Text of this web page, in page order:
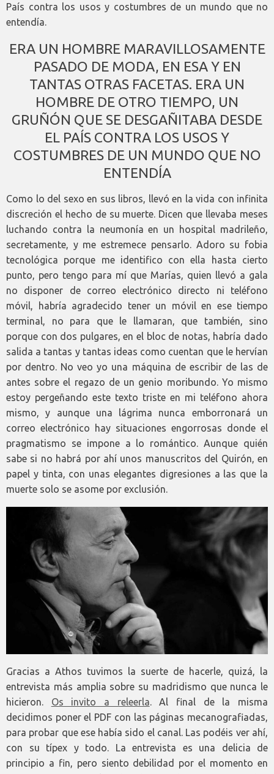
País contra los usos y costumbres de un mundo que no
entendía.
ERA UN HOMBRE MARAVILLOSAMENTE
PASADO DE MODA, EN ESA Y EN
TANTAS OTRAS FACETAS. ERA UN
HOMBRE DE OTRO TIEMPO, UN
GRUÑÓN QUE SE DESGAÑITABA DESDE
EL PAÍS CONTRA LOS USOS Y
COSTUMBRES DE UN MUNDO QUE NO
ENTENDÍA
Como lo del sexo en sus libros, llevó en la vida con infinita
discreción el hecho de su muerte. Dicen que llevaba meses
luchando contra la neumonía en un hospital madrileño,
secretamente, y me estremece pensarlo. Adoro su fobia
tecnológica porque me identifico con ella hasta cierto
punto, pero tengo para mí que Marías, quien llevó a gala
no disponer de correo electrónico directo ni teléfono
móvil, habría agradecido tener un móvil en ese tiempo
terminal, no para que le llamaran, que también, sino
porque con dos pulgares, en el bloc de notas, habría dado
salida a tantas y tantas ideas como cuentan que le hervían
por dentro. No veo yo una máquina de escribir de las de
antes sobre el regazo de un genio moribundo. Yo mismo
estoy pergeñando este texto triste en mi teléfono ahora
mismo, y aunque una lágrima nunca emborronará un
correo electrónico hay situaciones engorrosas donde el
pragmatismo se impone a lo romántico. Aunque quién
sabe si no habrá por ahí unos manuscritos del Quirón, en
papel y tinta, con unas elegantes digresiones a las que la
muerte solo se asome por exclusión.
Gracias a Athos tuvimos la suerte de hacerle, quizá, la
entrevista más amplia sobre su madridismo que nunca le
hicieron. Os invito a releerla. Al final de la misma
decidimos poner el PDF con las páginas mecanografiadas,
para probar que ese había sido el canal. Las podéis ver ahí,
con su típex y todo. La entrevista es una delicia de
principio a fin, pero siento debilidad por el momento en